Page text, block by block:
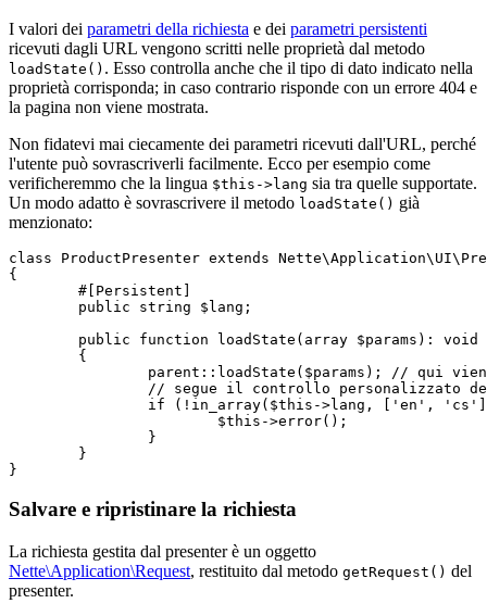
I valori dei parametri della richiesta e dei parametri persistenti
ricevuti dagli URL vengono scritti nelle proprietà dal metodo
loadState() . Esso controlla anche che il tipo di dato indicato nella
proprietà corrisponda; in caso contrario risponde con un errore 404 e
la pagina non viene mostrata.
Non fidatevi mai ciecamente dei parametri ricevuti dall'URL, perché
l'utente può sovrascriverli facilmente. Ecco per esempio come
verificheremmo che la lingua $this->lang sia tra quelle supportate.
Un modo adatto è sovrascrivere il metodo loadState() già
menzionato:
class ProductPresenter extends
{
Salvare e ripristinare la richiesta
La richiesta gestita dal presenter è un oggetto
Nette\Application\Request, restituito dal metodo getRequest() del
presenter.